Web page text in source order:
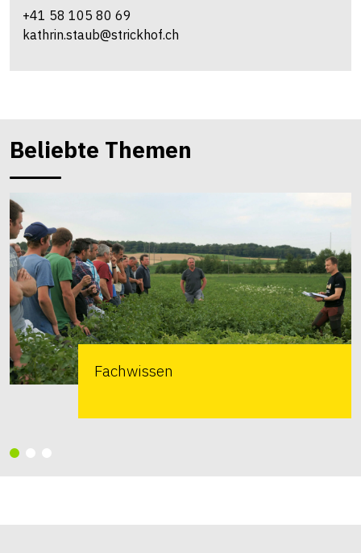
+41 58 105 80 69
kathrin.staub@strickhof.ch
Beliebte Themen
Fachwissen